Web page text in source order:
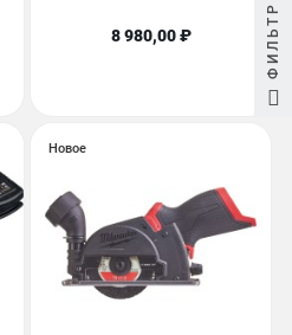
8 980,00 ₽
Новое
ФИЛЬТР